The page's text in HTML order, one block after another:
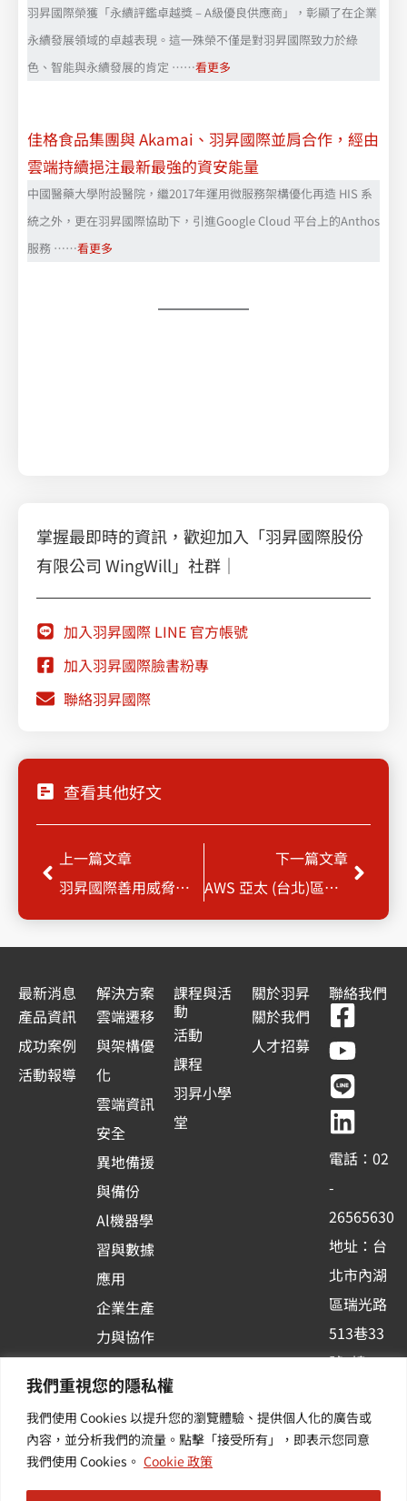
我們重視您的隱私權
我們使用 Cookies 以提升您的瀏覽體驗、提供個人化的廣告或
內容，並分析我們的流量。點擊「接受所有」，即表示您同意
我們使用 Cookies。 Cookie 政策
羽昇國際榮獲「永續評鑑卓越獎 – A級優良供應商」，彰顯了在企業
永續發展領域的卓越表現。這一殊榮不僅是對羽昇國際致力於綠
色、智能與永續發展的肯定 ……看更多
佳格食品集團與 Akamai、羽昇國際並肩合作，經由
雲端持續挹注最新最強的資安能量
中國醫藥大學附設醫院，繼2017年運用微服務架構優化再造 HIS 系
統之外，更在羽昇國際協助下，引進Google Cloud 平台上的Anthos
服務 ……看更多
掌握最即時的資訊，歡迎加入「羽昇國際股份
有限公司 WingWill」社群｜
加入羽昇國際 LINE 官方帳號
加入羽昇國際臉書粉專
聯絡羽昇國際
查看其他好文
上一頁
上一篇文章
羽昇國際善用威脅情資 強化企業資安防護力
下一篇文章
AWS 亞太 (台北)區域服務正式啟用：在地部署，解鎖低延遲與資料主權的關鍵優勢！
下一
最新消息
產品資訊
成功案例
活動報導
解決方案
雲端遷移
與架構優
化
雲端資訊
安全
異地備援
與備份
Al機器學
習與數據
應用
企業生產
力與協作
台應用
其他／加
值服務
課程與活
動
活動
課程
羽昇小學
堂
關於羽昇
關於我們
人才招募
聯絡我們
F
a
c
e
b
o
o
k
-
s
q
u
a
r
Y
o
u
t
u
b
e
L
i
n
e
L
i
n
k
e
d
i
n
電話：02
-
26565630
地址：台
北市內湖
區瑞光路
513巷33
號6樓
新訊 | 提
供您最新